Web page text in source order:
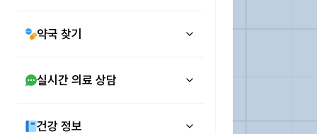
약국 찾기
실시간 의료 상담
건강 정보